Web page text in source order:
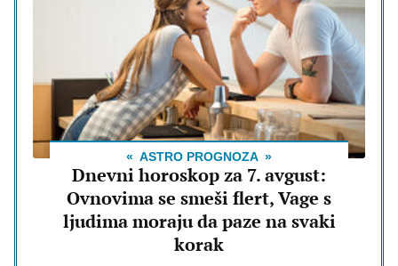
ASTRO PROGNOZA
Dnevni horoskop za 7. avgust:
Ovnovima se smeši flert, Vage s
ljudima moraju da paze na svaki
korak